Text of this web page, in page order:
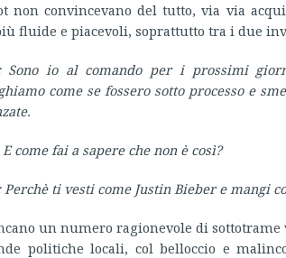
non convincevano del tutto, via via
fluide e piacevoli, soprattutto tra i due
Sono io al comando per i prossimi
come se fossero sotto processo e
come fai a sapere che non è così?
ti vesti come Justin Bieber e mangi
un numero ragionevole di
politiche locali, col belloccio e